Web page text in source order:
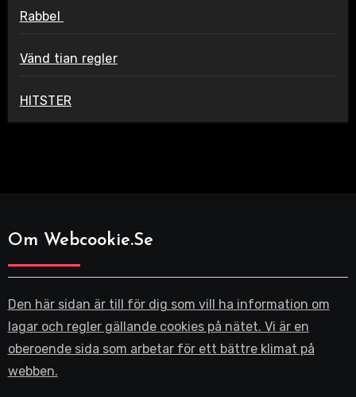
Rabbel
Vänd tian regler
HITSTER
Om Webcookie.se
Den här sidan är till för dig som vill ha information om
lagar och regler gällande cookies på nätet. Vi är en
oberoende sida som arbetar för ett bättre klimat på
webben.